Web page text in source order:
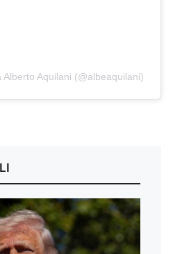
Aquilani (@albeaquilani)